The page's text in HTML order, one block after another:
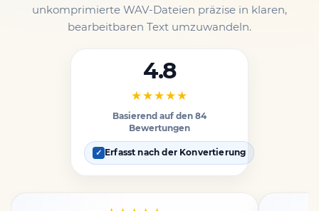
unkomprimierte WAV-Dateien präzise in klaren,
bearbeitbaren Text umzuwandeln.
4.8
★★★★★
Basierend auf den 84
Bewertungen
✓ Erfasst nach der Konvertierung